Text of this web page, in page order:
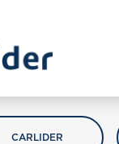
CARLIDER